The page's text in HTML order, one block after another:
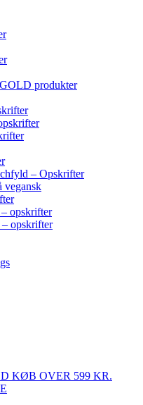
produkter
– Opskrifter
vegansk
opskrifter
– opskrifter
KØB OVER 599 KR.